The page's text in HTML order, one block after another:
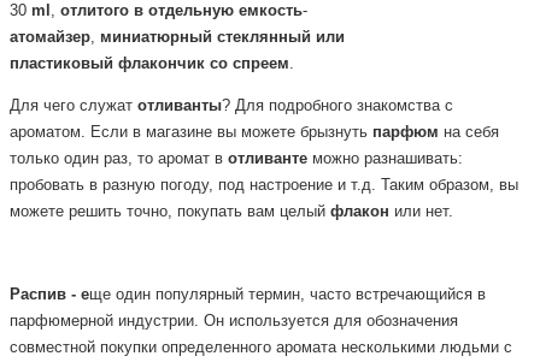
30 ml , отлитого в отдельную емкость-
атомайзер, миниатюрный стеклянный или
пластиковый флакончик со спреем.
Для чего служат отливанты? Для подробного знакомства с
ароматом. Если в магазине вы можете брызнуть парфюм на себя
только один раз, то аромат в отливанте можно разнашивать:
пробовать в разную погоду, под настроение и т.д. Таким образом, вы
можете решить точно, покупать вам целый флакон или нет.
Распив - еще один популярный термин, часто встречающийся в
парфюмерной индустрии. Он используется для обозначения
совместной покупки определенного аромата несколькими людьми с